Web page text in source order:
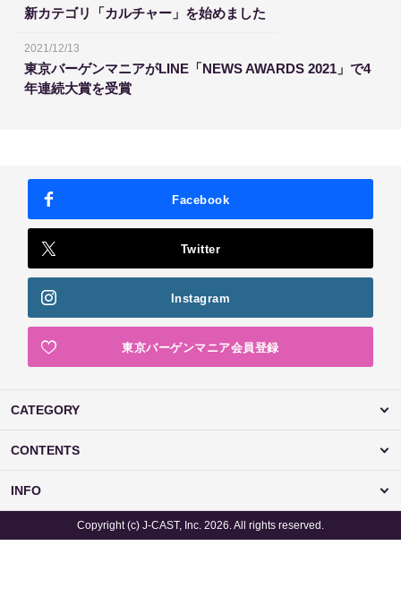
新カテゴリ「カルチャー」を始めました
2021/12/13
東京バーゲンマニアがLINE「NEWS AWARDS 2021」で4
年連続大賞を受賞
Facebook
Twitter
Instagram
東京バーゲンマニア会員登録
CATEGORY
CONTENTS
INFO
Copyright (c) J-CAST, Inc. 2026. All rights reserved.